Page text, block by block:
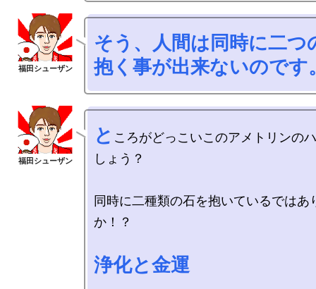
そう、人間は同時に二つの感情を
抱く事が出来ないのです
と ころがどっこいこのアメトリンの
しょう？
同時に二種類の石を抱いているではあ
か！？
浄化と金運